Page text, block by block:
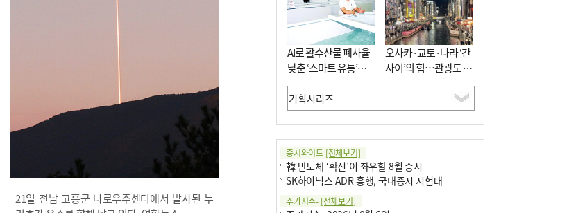
21일 전남 고흥군 나로우주센터에서 발사된 누
AI로 활수산물 폐사율
낮춘 ‘스마트 유통’…
사막·산악지대 수출
도전
오사카·교토·나라 ‘간
사이’의 힘…관광도 뭉
쳐야 흥한다
증시와이드 [전체보기]
韓 반도체 ‘확신’이 좌우할 8월 증시
SK하이닉스 ADR 흥행, 국내증시 시험대
주가지수- [전체보기]